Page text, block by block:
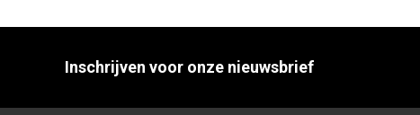
Inschrijven voor onze nieuwsbrief